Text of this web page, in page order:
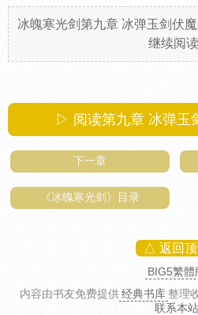
冰魄寒光剑第九章 冰弹玉剑伏
继续阅
▷ 阅读第九章 冰弹玉
下一章
《冰魄寒光剑》目录
△ 返回
BIG5繁體
内容由书友免费提供经典书库整理
联系本站